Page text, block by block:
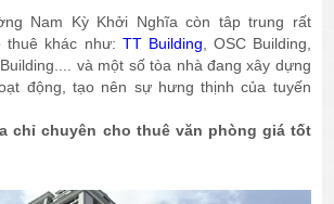
Nam Kỳ Khởi Nghĩa còn tâp trung rất
thuê khác như: TT Building , OSC Building,
và một số tòa nhà đang xây dựng
động, tạo nên sự hưng thịnh của tuyến
chỉ chuyên cho thuê văn phòng giá tốt